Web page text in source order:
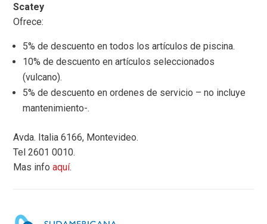
Scatey
Ofrece:
5% de descuento en todos los artículos de piscina.
10% de descuento en artículos seleccionados
(vulcano).
5% de descuento en ordenes de servicio – no incluye
mantenimiento-.
Avda. Italia 6166, Montevideo.
Tel 2601 0010.
Mas infoaquí.